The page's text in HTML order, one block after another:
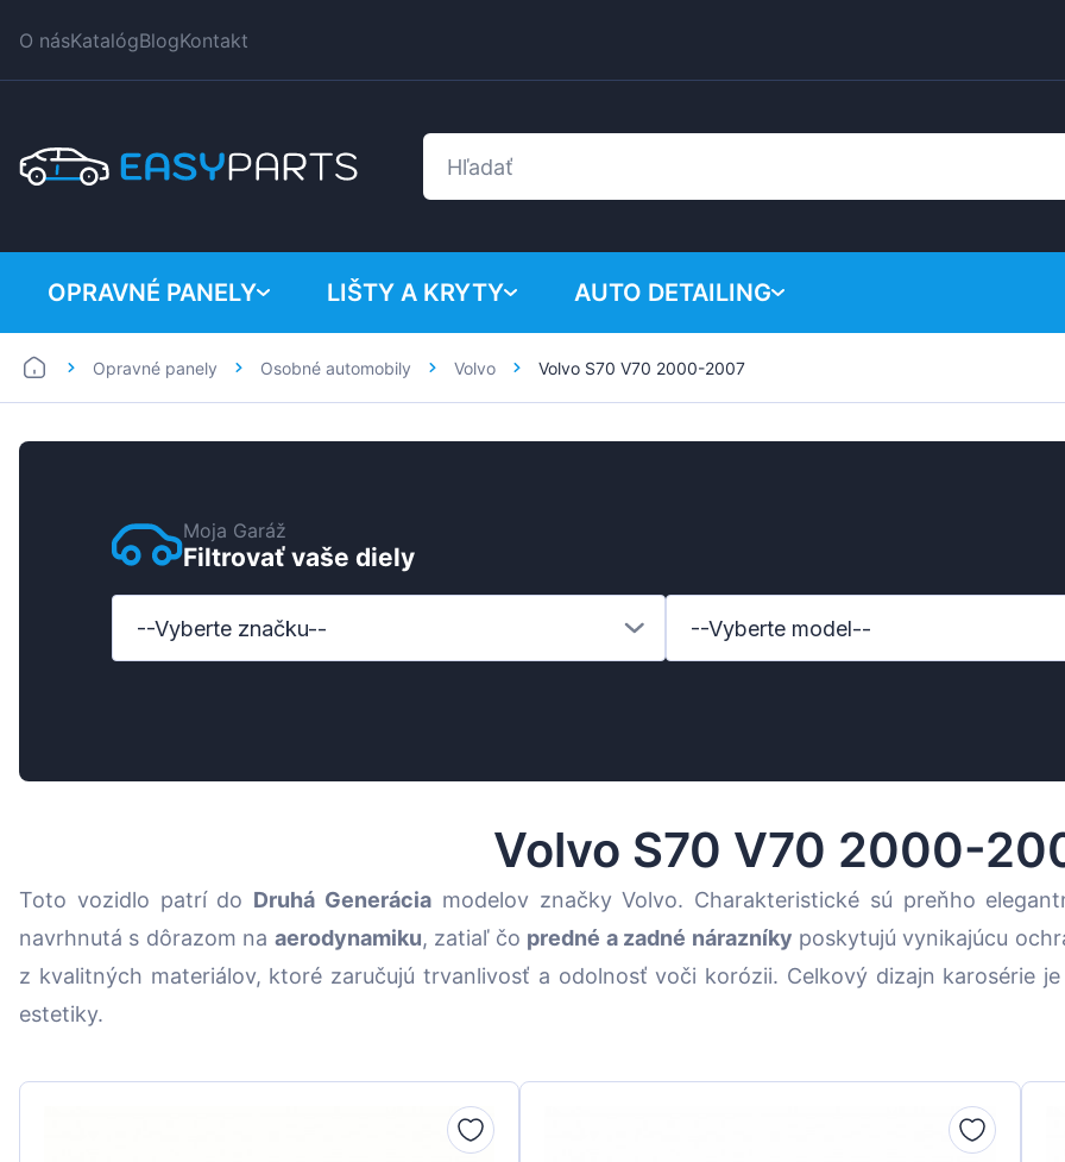
O násKatalógBlogKontakt
OPRAVNÉ PANELY
Dodávky
LIŠTY A KRYTY
BMW
Ford
Hyundai
Mazda
Mercedes-Benz
AUTO DETAILING
Chemical products
Opravné panely Osobné automobily Volvo Volvo S70 V70 2000-2007
Moja Garáž
Filtrovať vaše diely
--Vyberte značku-- --Vyberte model--
Volvo S70 V70 2000-
Toto vozidlo patrí do Druhá Generáciamodelov značky Volvo. Charakteristické sú preňho
navrhnutá s dôrazom na aerodynamiku, zatiaľ čo predné a zadné nárazníky poskytujú vynikajúcu
z kvalitných materiálov, ktoré zaručujú trvanlivosť a odolnosť voči korózii. Celkový dizajn karosérie
estetiky.